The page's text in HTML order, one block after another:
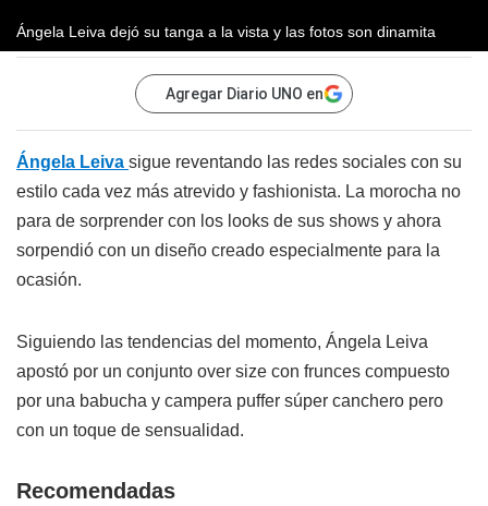
Ángela Leiva dejó su tanga a la vista y las fotos son dinamita
Agregar Diario UNO en
Ángela Leiva sigue reventando las redes sociales con su
estilo cada vez más atrevido y fashionista. La morocha no
para de sorprender con los looks de sus shows y ahora
sorpendió con un diseño creado especialmente para la
ocasión.
Siguiendo las tendencias del momento, Ángela Leiva
apostó por un conjunto over size con frunces compuesto
por una babucha y campera puffer súper canchero pero
con un toque de sensualidad.
Recomendadas